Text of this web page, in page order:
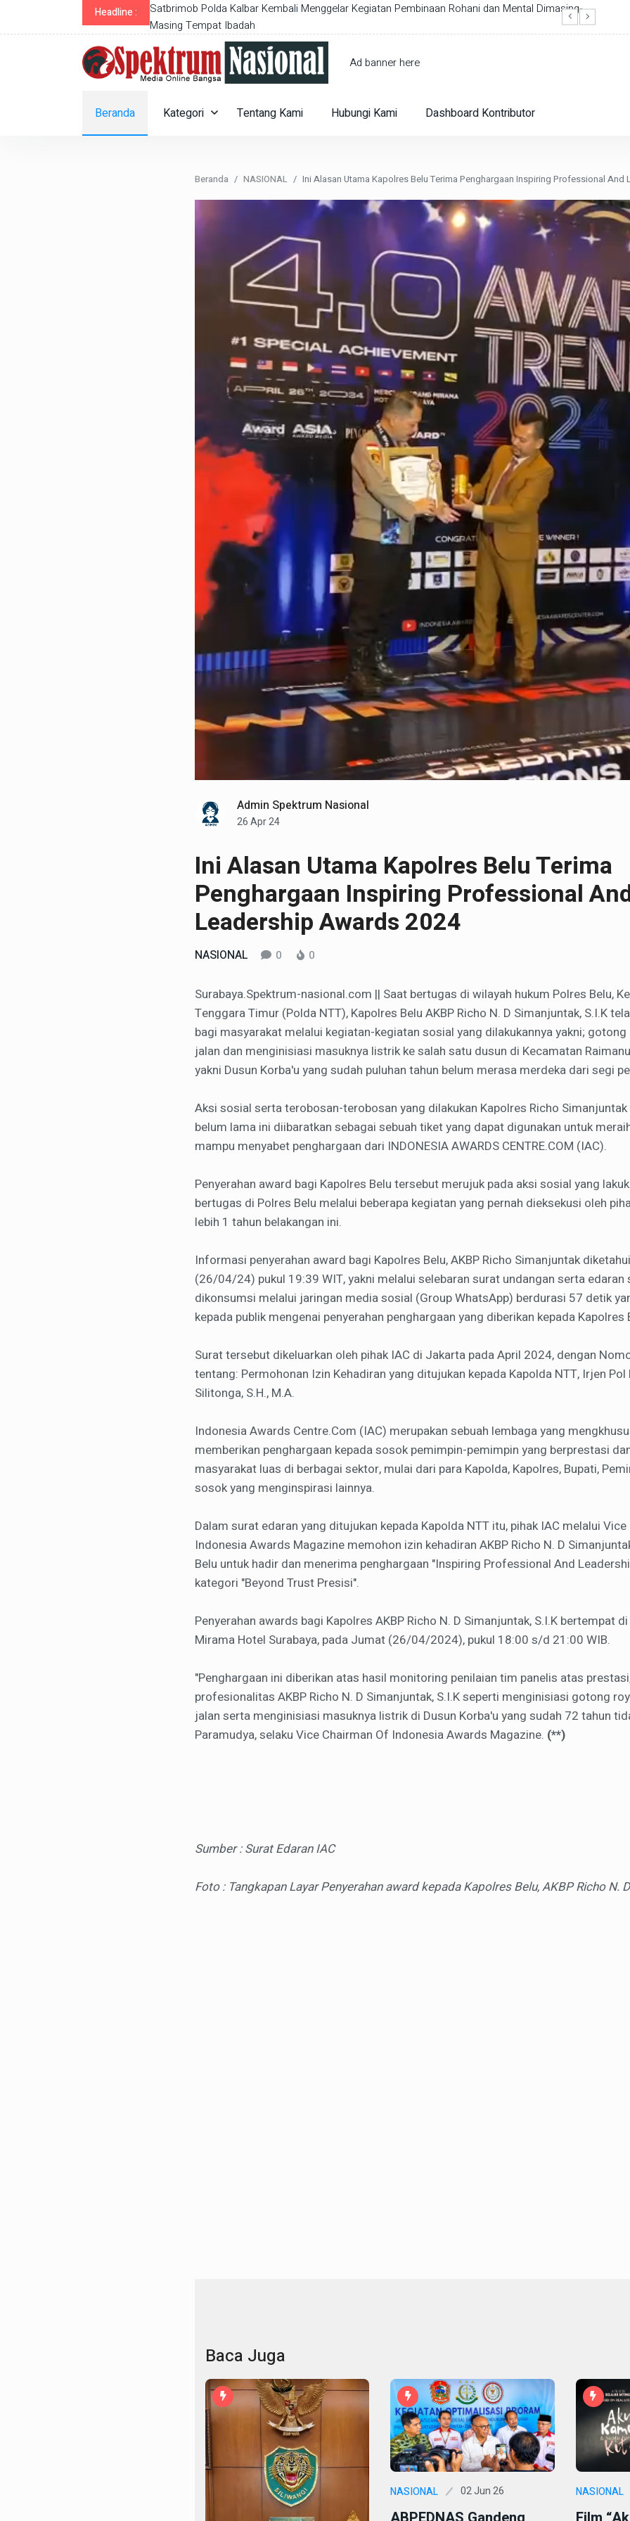
Headline :
Satbrimob Polda Kalbar Kembali Menggelar Kegiatan Pembinaan Rohani dan Mental Dimasing-
Masing Tempat Ibadah
Ad banner here
Beranda Kategori Tentang Kami Hubungi Kami Dashboard Kontributor
Beranda NASIONAL Ini Alasan Utama Kapolres Belu Terima Penghargaan Inspiring Professional And
Admin Spektrum Nasional
26 Apr 24
Ini Alasan Utama Kapolres Belu Terima
Penghargaan Inspiring Professional
Leadership Awards 2024
NASIONAL 0 0
Surabaya.Spektrum-nasional.com || Saat bertugas di wilayah hukum Polres Belu,
Tenggara Timur (Polda NTT), Kapolres Belu AKBP Richo N. D Simanjuntak, S.I.K
bagi masyarakat melalui kegiatan-kegiatan sosial yang dilakukannya yakni;
jalan dan menginisiasi masuknya listrik ke salah satu dusun di Kecamatan
yakni Dusun Korba'u yang sudah puluhan tahun belum merasa merdeka dari segi
Aksi sosial serta terobosan-terobosan yang dilakukan Kapolres Richo Simanjuntak
belum lama ini diibaratkan sebagai sebuah tiket yang dapat digunakan untuk
mampu menyabet penghargaan dari INDONESIA AWARDS CENTRE.COM (IAC).
Penyerahan award bagi Kapolres Belu tersebut merujuk pada aksi sosial yang
bertugas di Polres Belu melalui beberapa kegiatan yang pernah dieksekusi oleh
lebih 1 tahun belakangan ini.
Informasi penyerahan award bagi Kapolres Belu, AKBP Richo Simanjuntak
(26/04/24) pukul 19:39 WIT, yakni melalui selebaran surat undangan serta
dikonsumsi melalui jaringan media sosial (Group WhatsApp) berdurasi 57 detik
kepada publik mengenai penyerahan penghargaan yang diberikan kepada Kapolres
Surat tersebut dikeluarkan oleh pihak IAC di Jakarta pada April 2024, dengan
tentang: Permohonan Izin Kehadiran yang ditujukan kepada Kapolda NTT, Irjen Pol
Silitonga, S.H., M.A.
Indonesia Awards Centre.Com (IAC) merupakan sebuah lembaga yang
memberikan penghargaan kepada sosok pemimpin-pemimpin yang berprestasi
masyarakat luas di berbagai sektor, mulai dari para Kapolda, Kapolres, Bupati,
sosok yang menginspirasi lainnya.
Dalam surat edaran yang ditujukan kepada Kapolda NTT itu, pihak IAC melalui
Indonesia Awards Magazine memohon izin kehadiran AKBP Richo N. D
Belu untuk hadir dan menerima penghargaan "Inspiring Professional And
kategori "Beyond Trust Presisi".
Penyerahan awards bagi Kapolres AKBP Richo N. D Simanjuntak, S.I.K bertempat
Mirama Hotel Surabaya, pada Jumat (26/04/2024), pukul 18:00 s/d 21:00 WIB.
"Penghargaan ini diberikan atas hasil monitoring penilaian tim panelis atas
profesionalitas AKBP Richo N. D Simanjuntak, S.I.K seperti menginisiasi gotong
jalan serta menginisiasi masuknya listrik di Dusun Korba'u yang sudah 72 tahun
Paramudya, selaku Vice Chairman Of Indonesia Awards Magazine. (**)
Sumber : Surat Edaran IAC
Foto : Tangkapan Layar Penyerahan award kepada Kapolres Belu, AKBP Richo N.
Baca Juga
NASIONAL 02 Jun 26 NASIONAL